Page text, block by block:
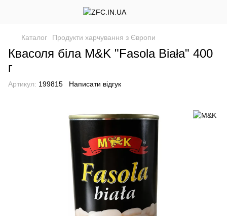
Каталог Продукти харчування з Європи
Квасоля біла M&K "Fasola Biała" 400
г
Артикул: 199815 Написати відгук